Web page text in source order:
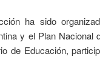
ha sido
y el Plan Nacional
de Educación,